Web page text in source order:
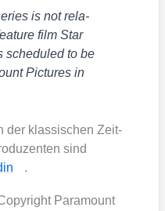
is not rela­
film Star
sche­du­led to be
Pic­tures in
der klas­si­schen Zeit­
sind
.
Para­mount